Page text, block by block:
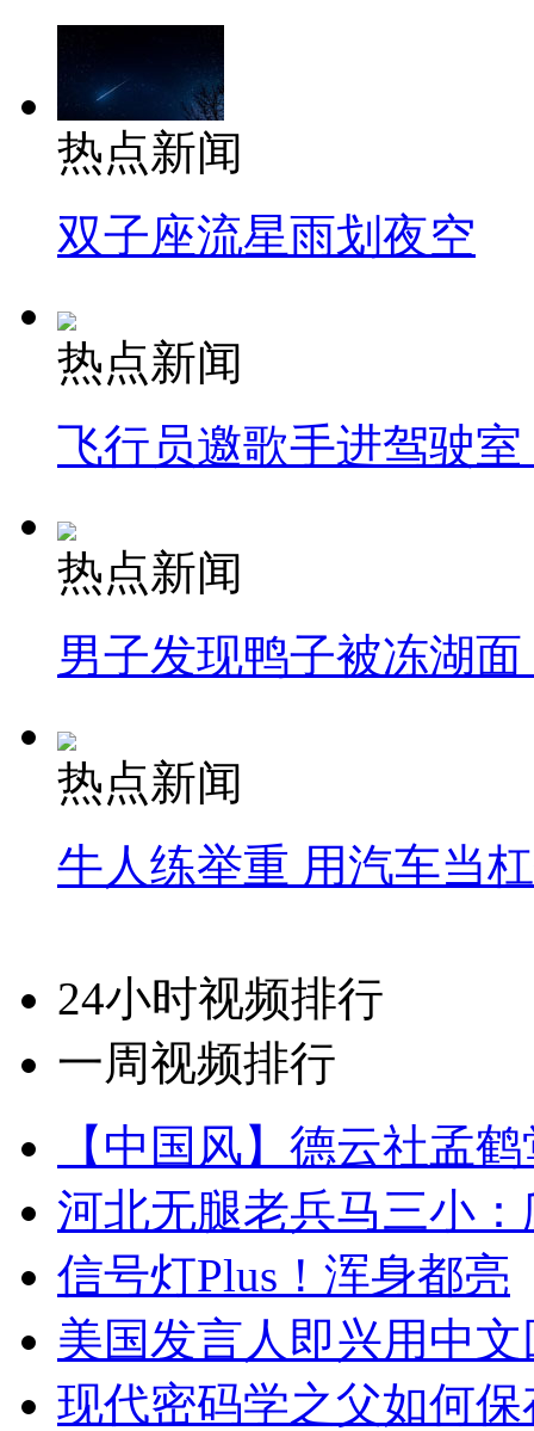
热点新闻
双子座流星雨划夜空
热点新闻
飞行员邀歌手进驾驶
热点新闻
男子发现鸭子被冻湖
热点新闻
牛人练举重 用汽车当
24小时视频排行
一周视频排行
【中国风】德云社孟
河北无腿老兵马三小
信号灯Plus！浑身都亮
美国发言人即兴用中
现代密码学之父如何